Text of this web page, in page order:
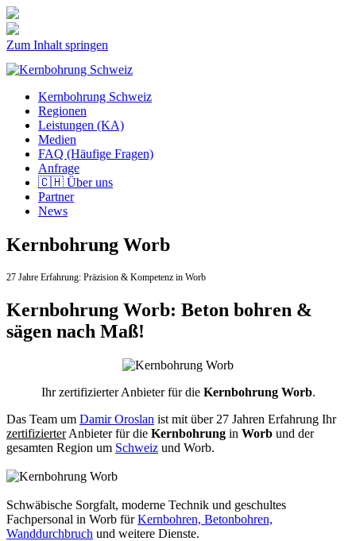
Zum Inhalt springen
Kernbohrung Schweiz
Regionen
Leistungen (KA)
Medien
FAQ (Häufige Fragen)
Anfrage
🇨🇭 Über uns
Partner
News
Kernbohrung Worb
27 Jahre Erfahrung: Präzision & Kompetenz in Worb
Kernbohrung Worb: Beton bohren &
sägen nach Maß!
Ihr zertifizierter Anbieter für die Kernbohrung Worb.
Das Team um Damir Oroslan ist mit über 27 Jahren Erfahrung Ihr
zertifizierterAnbieter für die Kernbohrung in Worb und der
gesamten Region um Schweiz und Worb.
Schwäbische Sorgfalt, moderne Technik und geschultes
Fachpersonal in Worb fürKernbohren, Betonbohren,
Wanddurchbruch und weitere Dienste.